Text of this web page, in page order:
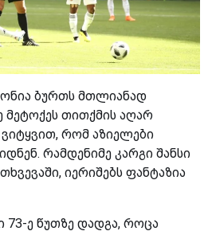
ბურთს მთლიანად
მეტოქეს თითქმის აღარ
რომ აზიელები
რამდენიმე კარგი შანსი
იერიშებს ფანტაზია
73-ე წუთზე დადგა, როცა